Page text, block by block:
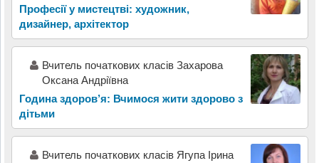
Професії у мистецтві: художник,
дизайнер, архітектор
Вчитель початкових класів Захарова
Оксана Андріївна
Година здоров’я: Вчимося жити здорово з
дітьми
Вчитель початкових класів Ягупа Ірина